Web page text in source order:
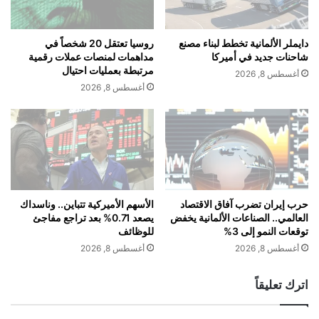
التنفيذي لشركة أوبن إيه.آي.
ومنذ بداية العام، نشر البلدان خطط عمل
للذكاء الاصطناعي.
وأعلنت شركات مالية أميركية عن استثمارات
في المملكة المتحدة بقيمة 1.25 مليار جنيه
التي سيقوم بها الرئيس ترامب الأسبوع الجاري.
ا
ل
ئ
ن
ا
ل
م
ي
ر
ك
ي
و
ص
ي
ل
أ
ع
.
.
ه
ل
ي
م
د
د
ت
ر
م
ب
ا
دايملر الألمانية تخطط لبناء مصنع
شاحنات جديد في أميركا
أغسطس 8, 2026
روسيا تعتقل 20 شخصاً في
مداهمات لمنصات عملات رقمية
مرتبطة بعمليات احتيال
أغسطس 8, 2026
حرب إيران تضرب آفاق الاقتصاد
العالمي.. الصناعات الألمانية يخفض
توقعات النمو إلى 3%
أغسطس 8, 2026
الأسهم الأميركية تتباين.. وناسداك
يصعد 0.71% بعد تراجع مفاجئ
للوظائف
أغسطس 8, 2026
اترك تعليقاً